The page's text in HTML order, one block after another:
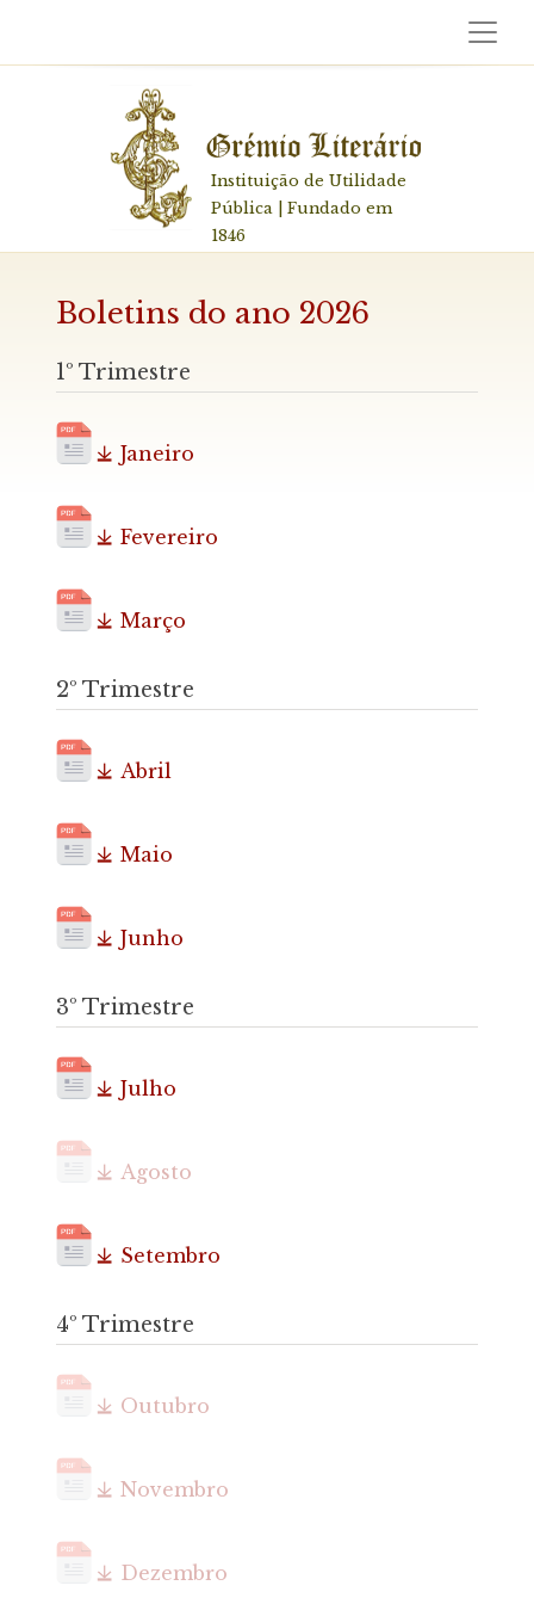
Instituição de Utilidade
Pública | Fundado em
1846
Boletins do ano 2026
1º Trimestre
Janeiro
Fevereiro
Março
2º Trimestre
Abril
Maio
Junho
3º Trimestre
Julho
Agosto
Setembro
4º Trimestre
Outubro
Novembro
Dezembro